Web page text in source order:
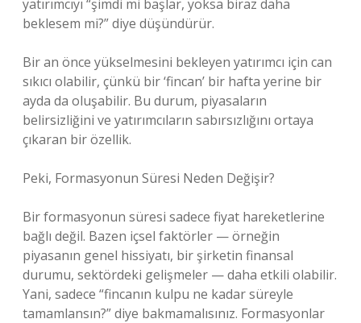
yatırımcıyı “şimdi mi başlar, yoksa biraz daha
beklesem mi?” diye düşündürür.
Bir an önce yükselmesini bekleyen yatırımcı için can
sıkıcı olabilir, çünkü bir ‘fincan’ bir hafta yerine bir
ayda da oluşabilir. Bu durum, piyasaların
belirsizliğini ve yatırımcıların sabırsızlığını ortaya
çıkaran bir özellik.
Peki, Formasyonun Süresi Neden Değişir?
Bir formasyonun süresi sadece fiyat hareketlerine
bağlı değil. Bazen içsel faktörler — örneğin
piyasanın genel hissiyatı, bir şirketin finansal
durumu, sektördeki gelişmeler — daha etkili olabilir.
Yani, sadece “fincanın kulpu ne kadar süreyle
tamamlansın?” diye bakmamalısınız. Formasyonlar